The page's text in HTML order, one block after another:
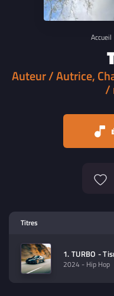
Accueil
Auteur / Autrice,
/
contenu
Titres
1. TURBO -
2024 - Hip Hop